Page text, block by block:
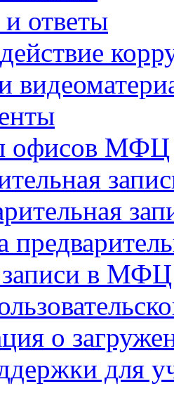
ответы
офисов МФЦ
в МФЦ
о
для